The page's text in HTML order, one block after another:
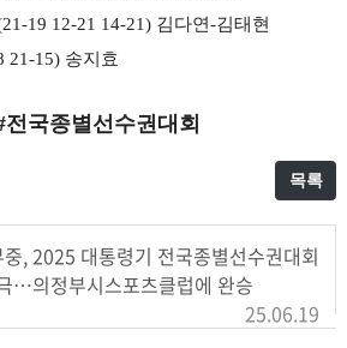
19 12-21 14-21) 김다연-김태현
21-15) 송지효
국종별선수권대회
목록
, 2025 대통령기 전국종별선수권대회
…의정부시스포츠클럽에 완승
25.06.19